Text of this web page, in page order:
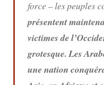
force – les peuples
présentent
victimes de
grotesque. Les
une nation